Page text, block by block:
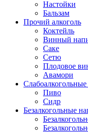
Настойки
Бальзам
Прочий алкоголь
Коктейль
Винный
Саке
Сетю
Плодовое
Авамори
Пиво
Сидр
Безалкогольные